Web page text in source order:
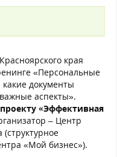
края
«Персональные
документы
аспекты».
«Эффективная
– Центр
«Мой бизнес»).